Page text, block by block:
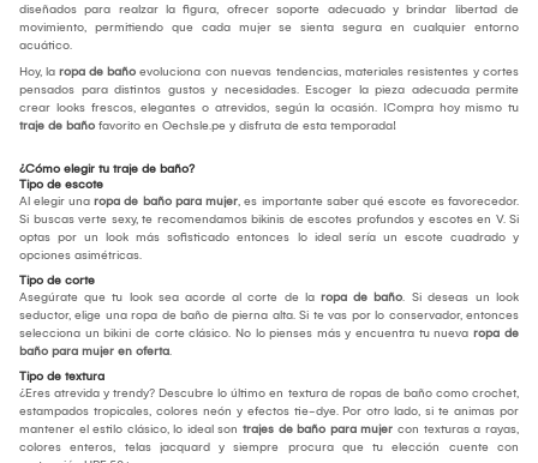
diseñados para realzar la figura, ofrecer soporte adecuado y brindar libertad de
movimiento, permitiendo que cada mujer se sienta segura en cualquier entorno
acuático.
Hoy, la ropa de baño evoluciona con nuevas tendencias, materiales resistentes y cortes
pensados para distintos gustos y necesidades. Escoger la pieza adecuada permite
crear looks frescos, elegantes o atrevidos, según la ocasión. ¡Compra hoy mismo tu
traje de baño favorito en Oechsle.pe y disfruta de esta temporada!
¿Cómo elegir tu traje de baño?
Tipo de escote
Al elegir una ropa de baño para mujer, es importante saber qué escote es favorecedor.
Si buscas verte sexy, te recomendamos bikinis de escotes profundos y escotes en V. Si
optas por un look más sofisticado entonces lo ideal sería un escote cuadrado y
opciones asimétricas.
Tipo de corte
Asegúrate que tu look sea acorde al corte de la ropa de baño. Si deseas un look
seductor, elige una ropa de baño de pierna alta. Si te vas por lo conservador, entonces
selecciona un bikini de corte clásico. No lo pienses más y encuentra tu nueva ropa de
baño para mujer en oferta.
Tipo de textura
¿Eres atrevida y trendy? Descubre lo último en textura de ropas de baño como crochet,
estampados tropicales, colores neón y efectos tie-dye. Por otro lado, si te animas por
mantener el estilo clásico, lo ideal son trajes de baño para mujer con texturas a rayas,
colores enteros, telas jacquard y siempre procura que tu elección cuente con